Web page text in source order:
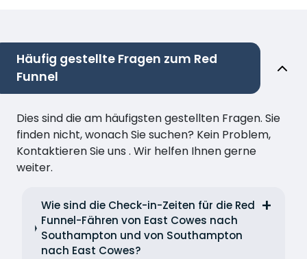
Häufig gestellte Fragen zum Red
Funnel
Dies sind die am häufigsten gestellten Fragen. Sie
finden nicht, wonach Sie suchen? Kein Problem,
Kontaktieren Sie uns . Wir helfen Ihnen gerne
weiter.
Wie sind die Check-in-Zeiten für die Red
Funnel-Fähren von East Cowes nach
Southampton und von Southampton
nach East Cowes?